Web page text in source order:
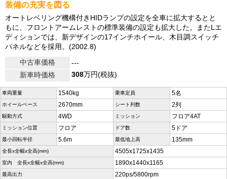
装備の充実を図る
オートレベリング機構付きHIDランプの設定を全車に拡大するとと
もに、フロントアームレストの標準装備の設定も拡大した。またLエ
ディションでは、新デザインの17インチホイール、木目調スイッチ
パネルなどを採用。(2002.8)
中古車価格
---
新車時価格
308万円(税抜)
車両重量 1540kg 乗車定員 5名
ホイールベース 2670mm シート列数 2列
駆動方式 4WD ミッション フロア4AT
ミッション位置 フロア ドア数 5ドア
最小回転半径 5.6m 最低地上高 135mm
全長x全幅x全高(mm) 4505x1725x1435
室内 全長x全幅x全高(mm) 1890x1440x1165
最高出力 220ps/5800rpm